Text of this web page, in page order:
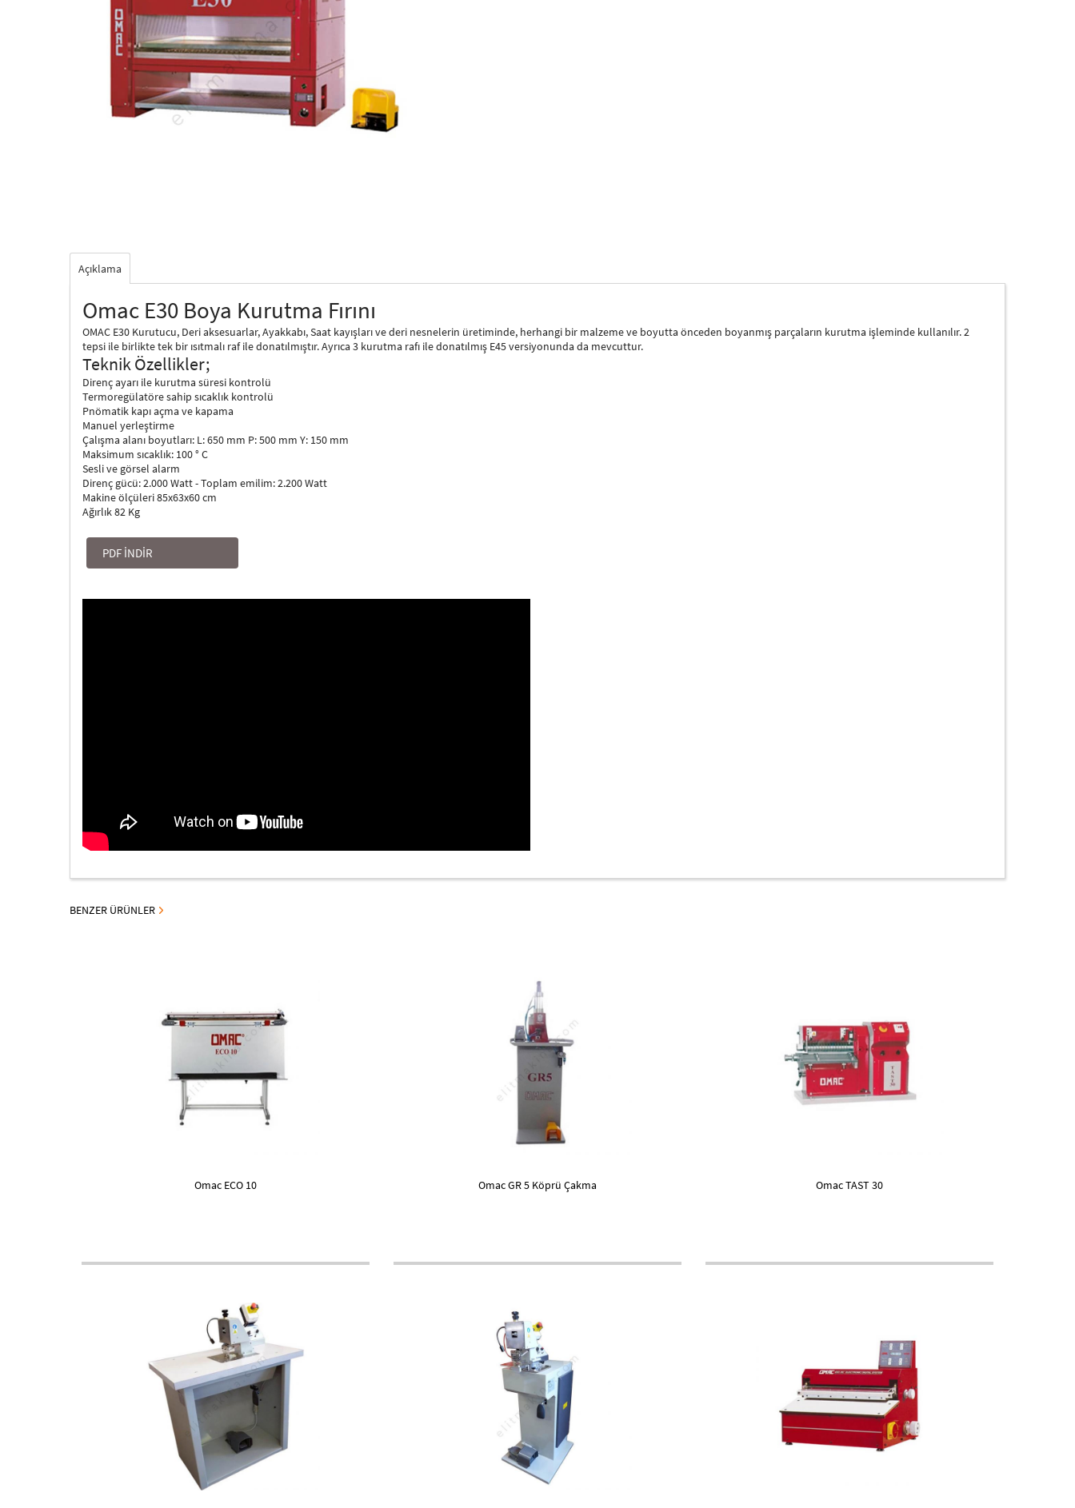
Açıklama
Omac E30 Boya Kurutma Fırını
OMAC E30 Kurutucu, Deri aksesuarlar, Ayakkabı, Saat kayışları ve deri nesnelerin üretiminde, herhangi bir malzeme ve boyutta önceden boyanmış parçaların kurutma işleminde kullanılır. 2
tepsi ile birlikte tek bir ısıtmalı raf ile donatılmıştır. Ayrıca 3 kurutma rafı ile donatılmış E45 versiyonunda da mevcuttur.
Teknik Özellikler;
Direnç ayarı ile kurutma süresi kontrolü
Termoregülatöre sahip sıcaklık kontrolü
Pnömatik kapı açma ve kapama
Manuel yerleştirme
Çalışma alanı boyutları: L: 650 mm P: 500 mm Y: 150 mm
Maksimum sıcaklık: 100 ° C
Sesli ve görsel alarm
Direnç gücü: 2.000 Watt - Toplam emilim: 2.200 Watt
Makine ölçüleri 85x63x60 cm
Ağırlık 82 Kg
PDF İNDİR
BENZER ÜRÜNLER
Omac ECO 10 Omac GR 5 Köprü Çakma Omac TAST 30